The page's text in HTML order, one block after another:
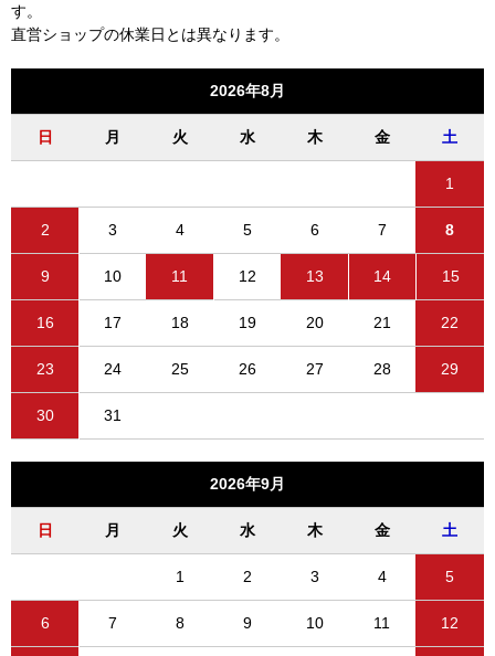
す。
直営ショップの休業日とは異なります。
2026年8月
日 月 火 水 木 金 土
1
2 3 4 5 6 7 8
9 10 11 12 13 14 15
16 17 18 19 20 21 22
23 24 25 26 27 28 29
30 31
2026年9月
日 月 火 水 木 金 土
1 2 3 4 5
6 7 8 9 10 11 12